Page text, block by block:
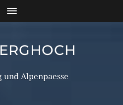
Alpenpaesse